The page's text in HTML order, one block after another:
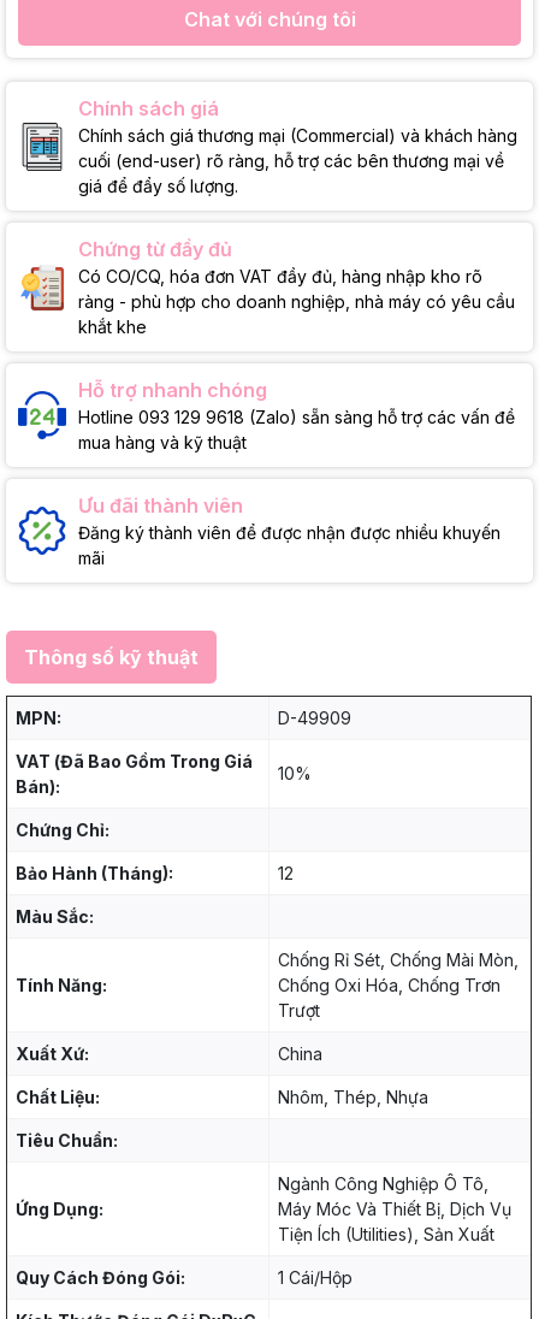
Chat với chúng tôi
Chính sách giá
Chính sách giá thương mại (Commercial) và khách hàng
cuối (end-user) rõ ràng, hỗ trợ các bên thương mại về
giá để đẩy số lượng.
Chứng từ đầy đủ
Có CO/CQ, hóa đơn VAT đầy đủ, hàng nhập kho rõ
ràng - phù hợp cho doanh nghiệp, nhà máy có yêu cầu
khắt khe
Hỗ trợ nhanh chóng
Hotline 093 129 9618 (Zalo) sẵn sàng hỗ trợ các vấn đề
mua hàng và kỹ thuật
Ưu đãi thành viên
Đăng ký thành viên để được nhận được nhiều khuyến
mãi
Thông số kỹ thuật
MPN: D-49909
VAT (Đã Bao Gồm Trong Giá
Bán):
10%
Chứng Chỉ:
Bảo Hành (Tháng): 12
Màu Sắc:
Tính Năng:
Chống Rỉ Sét, Chống Mài Mòn,
Chống Oxi Hóa, Chống Trơn
Trượt
Xuất Xứ: China
Chất Liệu: Nhôm, Thép, Nhựa
Tiêu Chuẩn:
Ứng Dụng:
Ngành Công Nghiệp Ô Tô,
Máy Móc Và Thiết Bị, Dịch Vụ
Tiện Ích (Utilities), Sản Xuất
Quy Cách Đóng Gói: 1 Cái/Hộp